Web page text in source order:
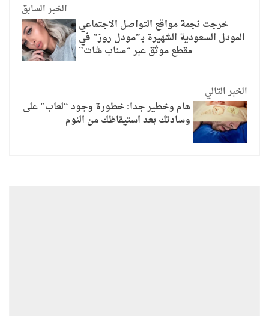
الخبر السابق
خرجت نجمة مواقع التواصل الاجتماعي
المودل السعودية الشهيرة بـ”مودل روز” في
مقطع موثق عبر “سناب شات”
الخبر التالي
هام وخطير جدا: خطورة وجود “لعاب” على
وسادتك بعد استيقاظك من النوم